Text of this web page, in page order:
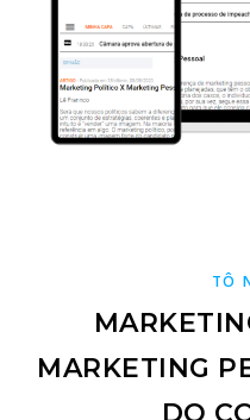
TÔ
MARKETING
DO